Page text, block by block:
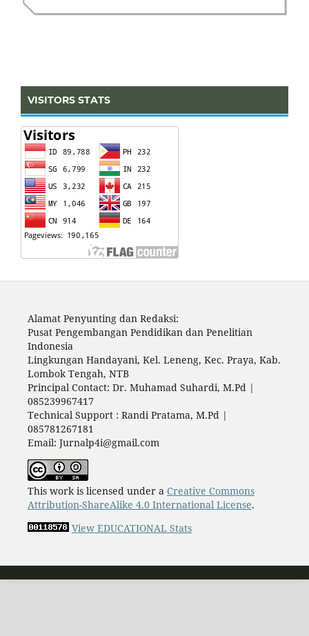
VISITORS STATS
Alamat Penyunting dan Redaksi:
Pusat Pengembangan Pendidikan dan Penelitian
Indonesia
Lingkungan Handayani, Kel. Leneng, Kec. Praya, Kab.
Lombok Tengah, NTB
Principal Contact: Dr. Muhamad Suhardi, M.Pd |
085239967417
Technical Support : Randi Pratama, M.Pd |
085781267181
Email: Jurnalp4i@gmail.com
This work is licensed under a Creative Commons
Attribution-ShareAlike 4.0 International License.
View EDUCATIONAL Stats